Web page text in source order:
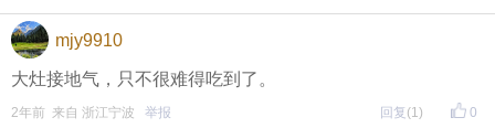
mjy9910
大灶接地气，只不很难得吃到了。
0
2年前 来自 浙江宁波 举报 回复 (1)